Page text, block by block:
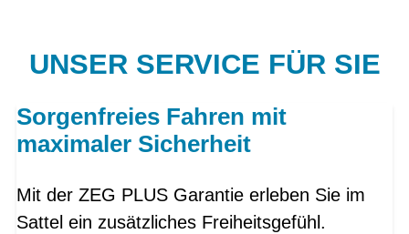
UNSER SERVICE FÜR SIE
Sorgenfreies Fahren mit
maximaler Sicherheit
Mit der ZEG PLUS Garantie erleben Sie im
Sattel ein zusätzliches Freiheitsgefühl.